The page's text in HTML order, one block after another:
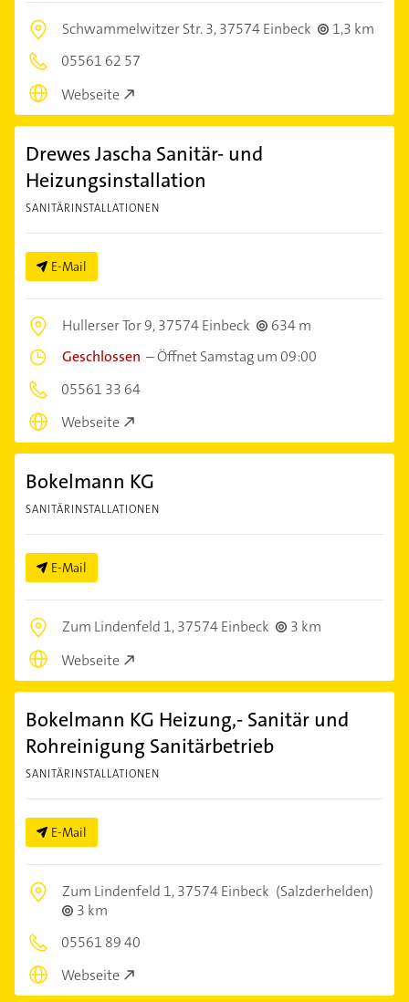
Schwammelwitzer Str. 3,37574 Einbeck
1,3 km
05561 62 57
Webseite
Drewes Jascha Sanitär- und
Heizungsinstallation
SANITÄRINSTALLATIONEN
E-Mail
Hullerser Tor 9,37574 Einbeck
634 m
Geschlossen –Öffnet Samstag um 09:00
05561 33 64
Webseite
Bokelmann KG
SANITÄRINSTALLATIONEN
E-Mail
Zum Lindenfeld 1,37574 Einbeck
3 km
Webseite
Bokelmann KG Heizung,- Sanitär und
Rohreinigung Sanitärbetrieb
SANITÄRINSTALLATIONEN
E-Mail
Zum Lindenfeld 1,37574 Einbeck (Salzderhelden)
3 km
05561 89 40
Webseite